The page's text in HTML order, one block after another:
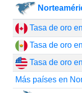
Tasa de oro
Tasa de oro
Tasa de oro
Más países en